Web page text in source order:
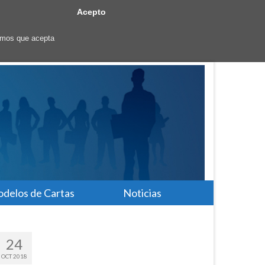
que acepta
Acepto
de Cartas Noticias
24
OCT 2018